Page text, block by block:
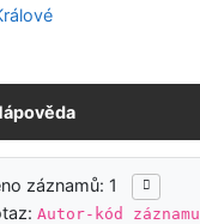
záznamů: 1
Autor-kód